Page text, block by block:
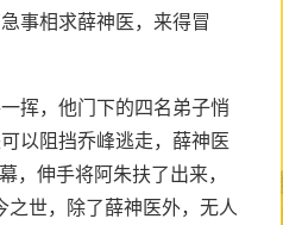
事相求薛神医，来得冒
挥，他门下的四名弟子悄
以阻挡乔峰逃走，薛神医
，伸手将阿朱扶了出来，
世，除了薛神医外，无人